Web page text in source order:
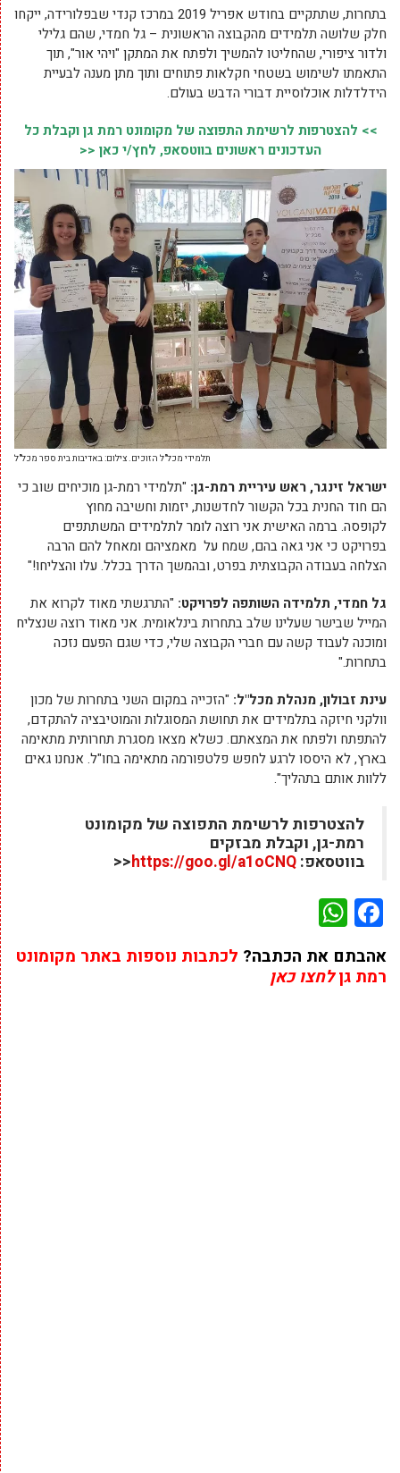
בתחרות, שתתקיים בחודש אפריל 2019 במרכז קנדי שבפלורידה, ייקחו
חלק שלושה תלמידים מהקבוצה הראשונית – גל חמדי, שהם גלילי
ולדור ציפורי, שהחליטו להמשיך ולפתח את המתקן "ויהי אור", תוך
התאמתו לשימוש בשטחי חקלאות פתוחים ותוך מתן מענה לבעיית
הידלדלות אוכלוסיית דבורי הדבש בעולם.
>> להצטרפות לרשימת התפוצה של מקומונט רמת גן וקבלת כל
העדכונים ראשונים בווטסאפ, לחץ/י כאן <<
תלמידי מכל"ל הזוכים. צילום: באדיבות בית ספר מכל"ל
ישראל זינגר, ראש עיריית רמת-גן: "תלמידי רמת-גן מוכיחים שוב כי
הם חוד החנית בכל הקשור לחדשנות, יזמות וחשיבה מחוץ
לקופסה. ברמה האישית אני רוצה לומר לתלמידים המשתתפים
בפרויקט כי אני גאה בהם, שמח על מאמציהם ומאחל להם הרבה
הצלחה בעבודה הקבוצתית בפרט, ובהמשך הדרך בכלל. עלו והצליחו!"
גל חמדי, תלמידה השותפה לפרויקט: "התרגשתי מאוד לקרוא את
המייל שבישר שעלינו שלב בתחרות בינלאומית. אני מאוד רוצה שנצליח
ומוכנה לעבוד קשה עם חברי הקבוצה שלי, כדי שגם הפעם נזכה
בתחרות."
עינת זבולון, מנהלת מכל"ל: "הזכייה במקום השני בתחרות של מכון
וולקני חיזקה בתלמידים את תחושת המסוגלות והמוטיבציה להתקדם,
להתפתח ולפתח את המצאתם. כשלא מצאו מסגרת תחרותית מתאימה
בארץ, לא היססו לרגע לחפש פלטפורמה מתאימה בחו"ל. אנחנו גאים
ללוות אותם בתהליך".
להצטרפות לרשימת התפוצה של מקומונט
רמת-גן, וקבלת מבזקים
בווטסאפ: https://goo.gl/a1oCNQ
<<
Facebook
אהבתם את הכתבה? לכתבות נוספות באתר מקומונט
רמת גןלחצו כאן